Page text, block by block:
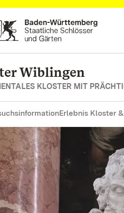
springen
Wiblingen
KLOSTER MIT
Erlebnis Kloster
Sie das